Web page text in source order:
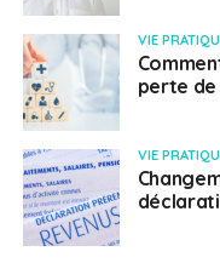
VIE
perte de
VIE